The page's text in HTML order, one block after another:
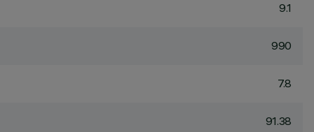
9.1
990
7.8
91.38